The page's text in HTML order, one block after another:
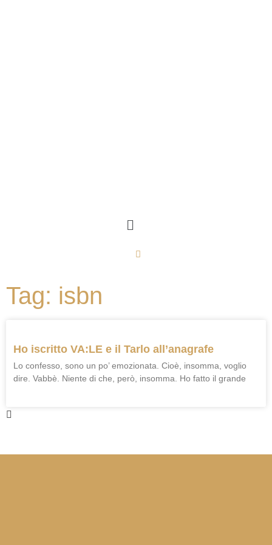
Tag: isbn
Ho iscritto VA:LE e il Tarlo all’anagrafe
Lo confesso, sono un po’ emozionata. Cioè, insomma, voglio
dire. Vabbè. Niente di che, però, insomma. Ho fatto il grande